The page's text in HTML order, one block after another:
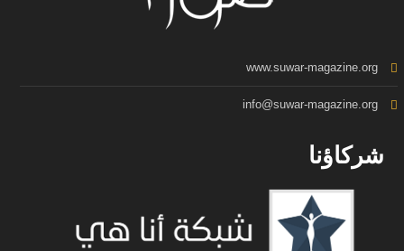
www.suwar-magazine.org
info@suwar-magazine.org
شركاؤنا